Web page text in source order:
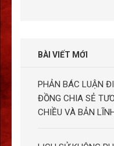
BÀI VIẾT MỚI
PHẢN BÁC LUẬN
ĐỒNG CHIA SẺ
CHIỀU VÀ BẢN